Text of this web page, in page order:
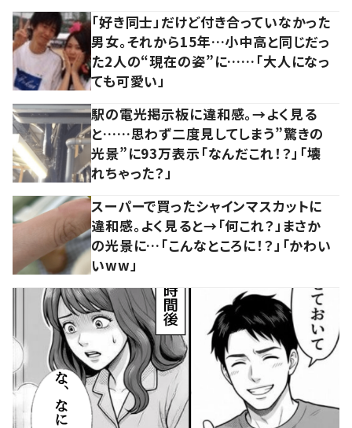
「好き同士」だけど付き合っていなかった
男女。それから15年…小中高と同じだっ
た2人の“現在の姿”に……「大人になっ
ても可愛い」
駅の電光掲示板に違和感。→よく見る
と……思わず二度見してしまう”驚きの
光景”に93万表示「なんだこれ！？」「壊
れちゃった？」
スーパーで買ったシャインマスカットに
違和感。よく見ると→「何これ？」まさか
の光景に…「こんなところに！？」「かわい
いww」